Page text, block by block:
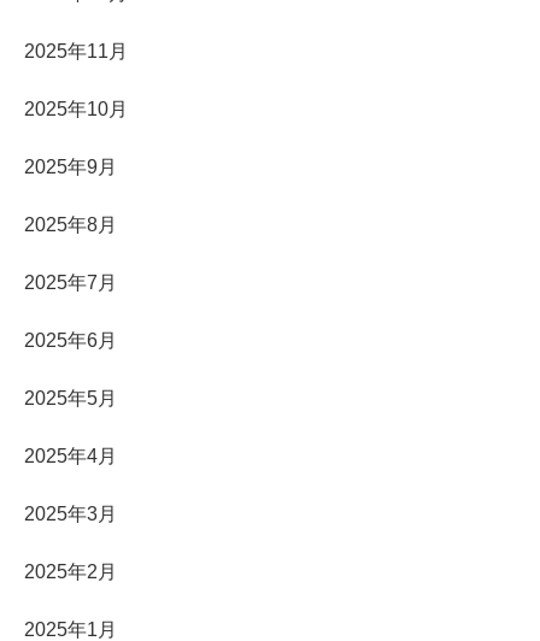
2025年11月
2025年10月
2025年9月
2025年8月
2025年7月
2025年6月
2025年5月
2025年4月
2025年3月
2025年2月
2025年1月